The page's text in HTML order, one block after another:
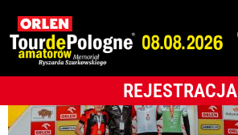
REJESTRACJA
OLTRace-158